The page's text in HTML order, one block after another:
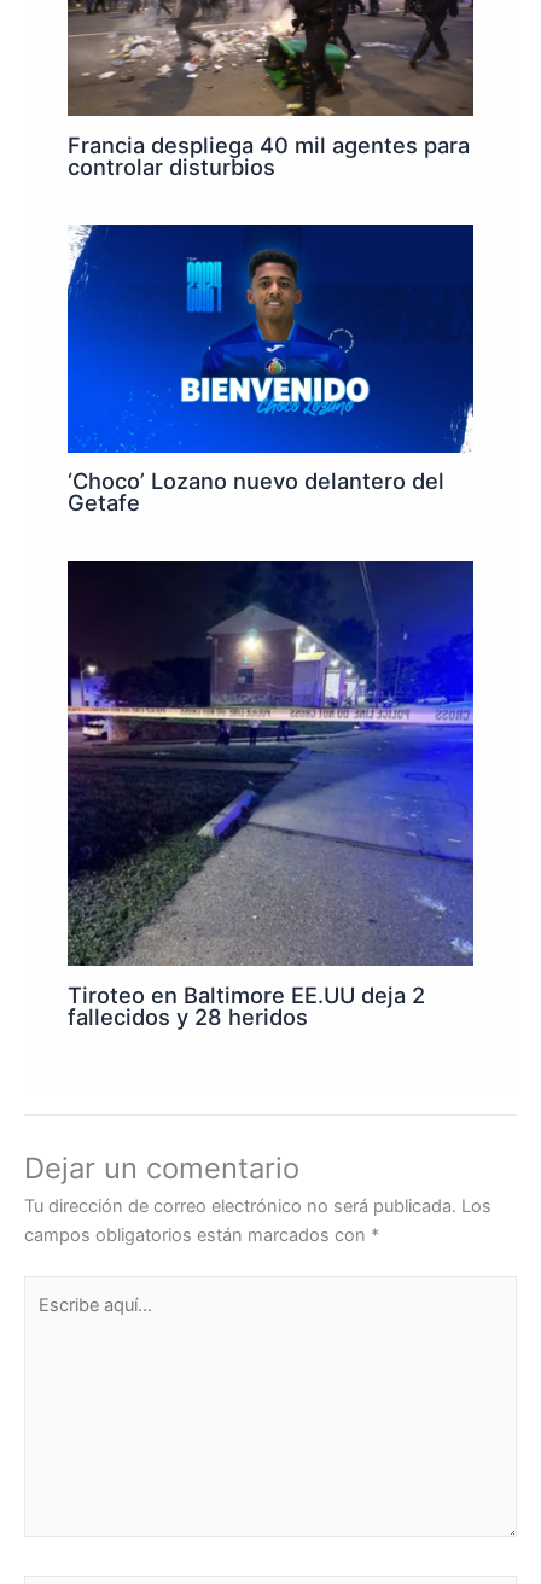
Francia despliega 40 mil agentes para
controlar disturbios
‘Choco’ Lozano nuevo delantero del
Getafe
Tiroteo en Baltimore EE.UU deja 2
fallecidos y 28 heridos
Dejar un comentario
Tu dirección de correo electrónico no será publicada. Los
campos obligatorios están marcados con *
aquí...